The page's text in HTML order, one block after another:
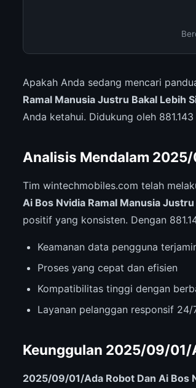
Apakah Anda sedang mencari
Ramal Manusia Justru Bakal Lebih
Anda ketahui. Didukung oleh
Analisis Mendalam
Tim wintechmobiles.com telah
Ai Bos Nvidia Ramal Manusia
positif yang konsisten. Dengan
Keamanan data pengguna
Proses yang cepat dan efisien
Kompatibilitas tinggi dengan
Layanan pelanggan responsif 24/
Keunggulan 2025/09/01/
2025/09/01/Ada Robot Dan Ai Bos